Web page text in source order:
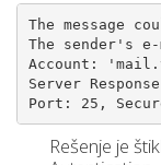
The message
The sender's
Account:
Server
Port: 25,
Rešenje je